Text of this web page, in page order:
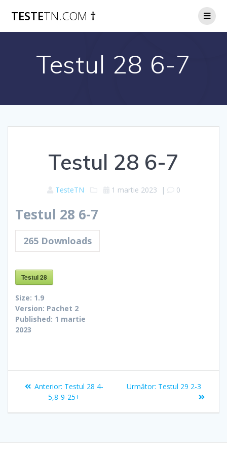
TESTETN.COM †
Testul 28 6-7
Testul 28 6-7
TesteTN 1 martie 2023 | 0
Testul 28 6-7
265 Downloads
Testul 28
Size: 1.9
Version: Pachet 2
Published: 1 martie
2023
Navigare
Anterior: Articolul
anterior:
Testul 28 4-
5,8-9-25+
Următor: Articolul
Testul 29 2-3